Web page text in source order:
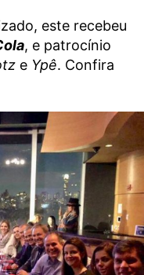
este recebeu
, e patrocínio
e Ypê. Confira